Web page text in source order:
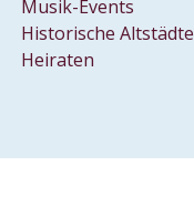
Musik-Events
Historische Altstädte
Heiraten